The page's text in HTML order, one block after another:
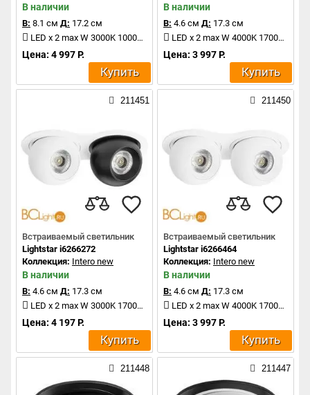
В наличии
В: 8.1 см Д: 17.2 см
LED x 2 max W 3000K 1000Lm
Цена: 4 997 Р.
Купить
В наличии
В: 4.6 см Д: 17.3 см
LED x 2 max W 4000K 1700Lm
Цена: 3 997 Р.
Купить
211451
Встраиваемый светильник
Lightstar i6266272
Коллекция: Intero new
В наличии
В: 4.6 см Д: 17.3 см
LED x 2 max W 3000K 1700Lm
Цена: 4 197 Р.
Купить
211450
Встраиваемый светильник
Lightstar i6266464
Коллекция: Intero new
В наличии
В: 4.6 см Д: 17.3 см
LED x 2 max W 4000K 1700Lm
Цена: 3 997 Р.
Купить
211448 211447